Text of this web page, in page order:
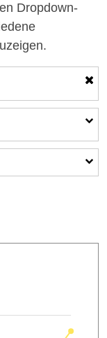
Dropdown-
anzeigen:
SGB XII-Quote